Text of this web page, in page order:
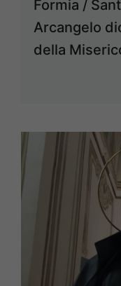
Formia /
Arcangelo
della